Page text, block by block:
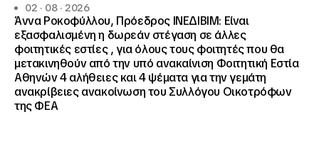
02 · 08 · 2026
Άννα Ροκοφύλλου, Πρόεδρος ΙΝΕΔΙΒΙΜ: Είναι
εξασφαλισμένη η δωρεάν στέγαση σε άλλες
φοιτητικές εστίες , για όλους τους φοιτητές που θα
μετακινηθούν από την υπό ανακαίνιση Φοιτητική Εστία
Αθηνών 4 αλήθειες και 4 ψέματα για την γεμάτη
ανακρίβειες ανακοίνωση του Συλλόγου Οικοτρόφων
της ΦΕΑ